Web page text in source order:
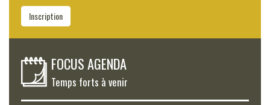
Inscription
FOCUS AGENDA
Temps forts à venir